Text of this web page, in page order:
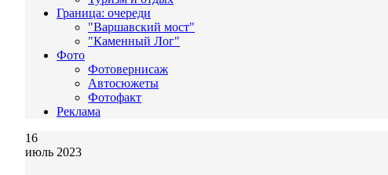
Граница: очереди
"Варшавский мост"
"Каменный Лог"
Фото
Фотовернисаж
Автосюжеты
Фотофакт
Реклама
16
июль 2023